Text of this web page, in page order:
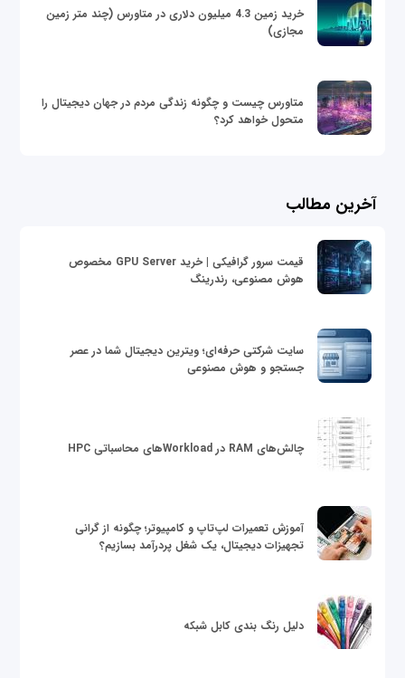
خرید زمین 4.3 میلیون دلاری در متاورس (چند متر زمین
مجازی)
متاورس چیست و چگونه زندگی مردم در جهان دیجیتال را
متحول خواهد کرد؟
آخرین مطالب
قیمت سرور گرافیکی | خرید GPU Server مخصوص
هوش مصنوعی، رندرینگ
سایت شرکتی حرفه‌ای؛ ویترین دیجیتال شما در عصر
جستجو و هوش مصنوعی
چالش‌های RAM در Workloadهای محاسباتی HPC
آموزش تعمیرات لپ‌تاپ و کامپیوتر؛ چگونه از گرانی
تجهیزات دیجیتال، یک شغل پردرآمد بسازیم؟
دلیل رنگ بندی کابل شبکه